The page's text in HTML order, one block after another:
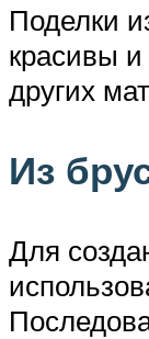
Поделки
красивы
других
Из
Для